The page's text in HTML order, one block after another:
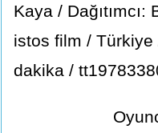
Kaya / Dağıtımcı:
istos film /
dakika /